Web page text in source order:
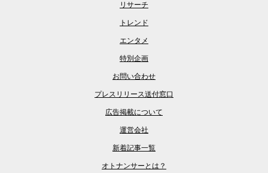
リサーチ
トレンド
エンタメ
特別企画
お問い合わせ
プレスリリース送付窓口
広告掲載について
運営会社
新着記事一覧
オトナンサーとは？